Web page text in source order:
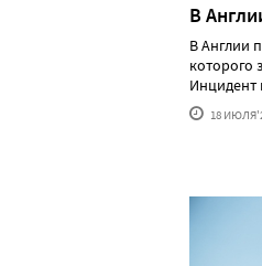
В
В Англии
которого
Инцидент
18